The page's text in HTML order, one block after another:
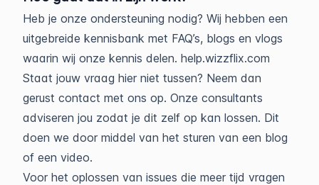
Heb je onze ondersteuning nodig? Wij hebben een
uitgebreide kennisbank met FAQ’s, blogs en vlogs
waarin wij onze kennis delen. help.wizzflix.com
Staat jouw vraag hier niet tussen? Neem dan
gerust contact met ons op. Onze consultants
adviseren jou zodat je dit zelf op kan lossen. Dit
doen we door middel van het sturen van een blog
of een video.
Voor het oplossen van issues die meer tijd vragen